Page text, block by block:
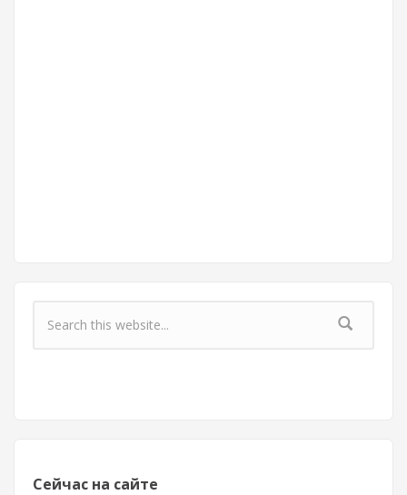
Форма поиска
Сейчас на сайте